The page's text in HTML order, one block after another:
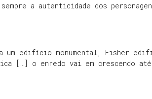
a autenticidade dos
um edifício monumental, Fisher
[…] o enredo vai em crescendo